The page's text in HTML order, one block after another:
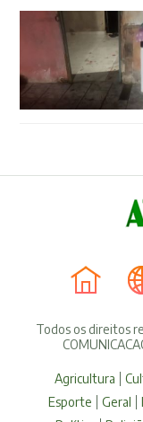
Todos os direitos
Agricultura
Esporte
Geral